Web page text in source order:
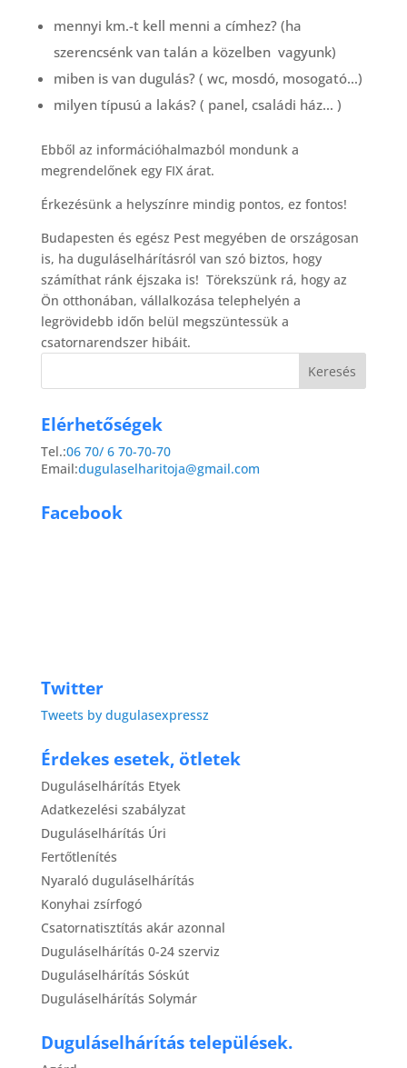
mennyi km.-t kell menni a címhez? (ha
szerencsénk van talán a közelben vagyunk)
miben is van dugulás? ( wc, mosdó, mosogató…)
milyen típusú a lakás? ( panel, családi ház… )
Ebből az információhalmazból mondunk a
megrendelőnek egy FIX árat.
Érkezésünk a helyszínre mindig pontos, ez fontos!
Budapesten és egész Pest megyében de országosan
is, ha duguláselhárításról van szó biztos, hogy
számíthat ránk éjszaka is! Törekszünk rá, hogy az
Ön otthonában, vállalkozása telephelyén a
legrövidebb időn belül megszüntessük a
csatornarendszer hibáit.
Elérhetőségek
Tel.:06 70/ 6 70-70-70
Email:dugulaselharitoja@gmail.com
Facebook
Twitter
Tweets by dugulasexpressz
Érdekes esetek, ötletek
Duguláselhárítás Etyek
Adatkezelési szabályzat
Duguláselhárítás Úri
Fertőtlenítés
Nyaraló duguláselhárítás
Konyhai zsírfogó
Csatornatisztítás akár azonnal
Duguláselhárítás 0-24 szerviz
Duguláselhárítás Sóskút
Duguláselhárítás Solymár
Duguláselhárítás települések.